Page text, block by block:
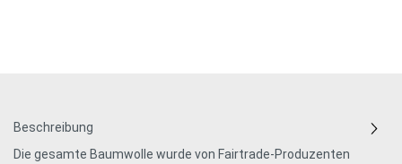
Beschreibung
Die gesamte Baumwolle wurde von Fairtrade-Produzenten